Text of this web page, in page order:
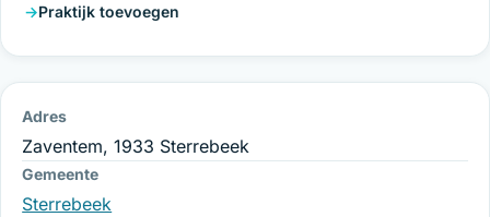
Praktijk toevoegen
Adres
Zaventem, 1933 Sterrebeek
Gemeente
Sterrebeek